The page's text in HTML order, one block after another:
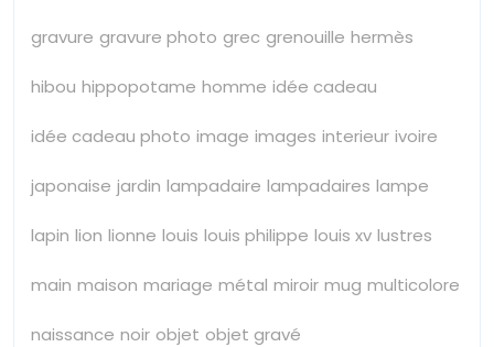
gravure gravure photo grec grenouille hermès
hibou hippopotame homme idée cadeau
idée cadeau photo image images interieur ivoire
japonaise jardin lampadaire lampadaires lampe
lapin lion lionne louis louis philippe louis xv lustres
main maison mariage métal miroir mug multicolore
naissance noir objet objet gravé